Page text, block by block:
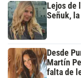
Lejos de
Señuk,
Desde
Martín
falta de